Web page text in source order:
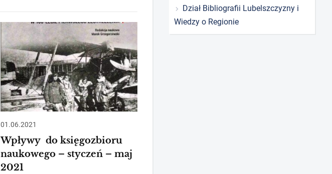
01.06.2021
Wpływy do księgozbioru
naukowego – styczeń – maj
2021
Dział Bibliografii Lubelszczyzny i
Wiedzy o Regionie